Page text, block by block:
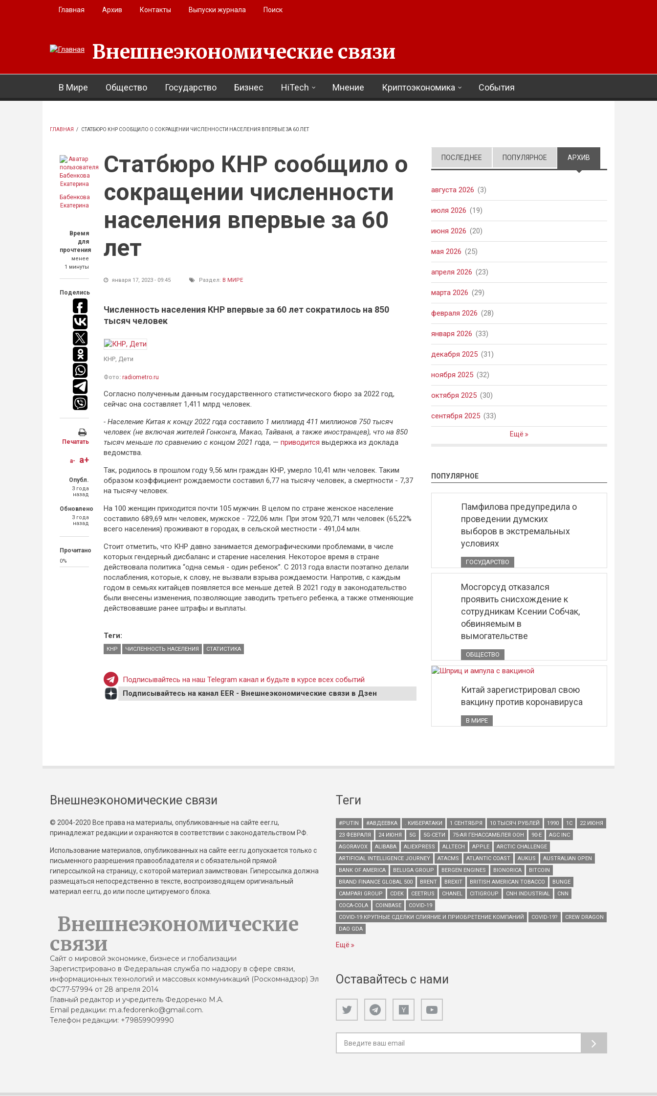
Перейти к основному содержанию
Главная Архив Контакты Выпуски журнала Поиск
Внешнеэкономические связи
В Мире Общество Государство Бизнес HiTech Мнение Криптоэкономика События
ГЛАВНАЯ / СТАТБЮРО КНР СООБЩИЛО О СОКРАЩЕНИИ ЧИСЛЕННОСТИ НАСЕЛЕНИЯ ВПЕРВЫЕ ЗА 60 ЛЕТ
Бабенкова
Екатерина
Время
для
прочтения
менее
1 минуты
Поделись
Печатать
a- a+
Опубл.
3 года
назад
Обновлено
3 года
назад
Прочитано
0%
Статбюро КНР сообщило о
сокращении численности
населения впервые за 60
лет
января 17, 2023 - 09:45 Раздел: В МИРЕ
Численность населения КНР впервые за 60 лет сократилось на 850
тысяч человек
КНР, Дети
Фото: radiometro.ru
Согласно полученным данным государственного статистического бюро за 2022 год,
сейчас она составляет 1,411 млрд человек.
- Население Китая к концу 2022 года составило 1 миллиард 411 миллионов 750 тысяч
человек (не включая жителей Гонконга, Макао, Тайваня, а также иностранцев), что на 850
тысяч меньше по сравнению с концом 2021 года, — приводится выдержка из доклада
ведомства.
Так, родилось в прошлом году 9,56 млн граждан КНР, умерло 10,41 млн человек. Таким
образом коэффициент рождаемости составил 6,77 на тысячу человек, а смертности - 7,37
на тысячу человек.
На 100 женщин приходится почти 105 мужчин. В целом по стране женское население
составило 689,69 млн человек, мужское - 722,06 млн. При этом 920,71 млн человек (65,22%
всего населения) проживают в городах, в сельской местности - 491,04 млн.
Стоит отметить, что КНР давно занимается демографическими проблемами, в числе
которых гендерный дисбаланс и старение населения. Некоторое время в стране
действовала политика “одна семья - один ребенок”. С 2013 года власти поэтапно делали
послабления, которые, к слову, не вызвали взрыва рождаемости. Напротив, с каждым
годом в семьях китайцев появляется все меньше детей. В 2021 году в законодательство
были внесены изменения, позволяющие заводить третьего ребенка, а также отменяющие
действовавшие ранее штрафы и выплаты.
Теги:
КНР ЧИСЛЕННОСТЬ НАСЕЛЕНИЯ СТАТИСТИКА
Подписывайтесь на наш Telegram канал и будьте в курсе всех событий
Подписывайтесь на канал EER - Внешнеэкономические связи в Дзен
ПОСЛЕДНЕЕ ПОПУЛЯРНОЕ АРХИВ
августа 2026 (3)
июля 2026 (19)
июня 2026 (20)
мая 2026 (25)
апреля 2026 (23)
марта 2026 (29)
февраля 2026 (28)
января 2026 (33)
декабря 2025 (31)
ноября 2025 (32)
октября 2025 (30)
сентября 2025 (33)
Ещё
ПОПУЛЯРНОЕ
Памфилова предупредила о
проведении думских
выборов в экстремальных
условиях
ГОСУДАРСТВО
Мосгорсуд отказался
проявить снисхождение к
сотрудникам Ксении Собчак,
обвиняемым в
вымогательстве
ОБЩЕСТВО
Китай зарегистрировал свою
вакцину против коронавируса
В МИРЕ
Внешнеэкономические связи
© 2004-2020 Все права на материалы, опубликованные на сайте eer.ru,
принадлежат редакции и охраняются в соответствии с законодательством РФ.
Использование материалов, опубликованных на сайте eer.ru допускается только с
письменного разрешения правообладателя и с обязательной прямой
гиперссылкой на страницу, с которой материал заимствован. Гиперссылка должна
размещаться непосредственно в тексте, воспроизводящем оригинальный
материал eer.ru, до или после цитируемого блока.
Внешнеэкономические
связи
Сайт о мировой экономике, бизнесе и глобализации
Зарегистрировано в Федеральная служба по надзору в сфере связи,
информационных технологий и массовых коммуникаций (Роскомнадзор) Эл
ФС77-57994 от 28 апреля 2014
Главный редактор и учредитель Федоренко М.А.
Email редакции: m.a.fedorenko@gmail.com.
Телефон редакции: +79859909990
Теги
#PUTIN #АВДЕЕВКА . КИБЕРАТАКИ 1 СЕНТЯБРЯ 10 ТЫСЯЧ РУБЛЕЙ 1990 1С
22 ИЮНЯ
23 ФЕВРАЛЯ
24 ИЮНЯ 5G 5G-СЕТИ 75-АЯ ГЕНАССАМБЛЕЯ ООН 90-Е
AGC INC
AGORAVOX
ALIBABA ALIEXPRESS ALLTECH APPLE
ARCTIC CHALLENGE
ARTIFICIAL INTELLIGENCE JOURNEY
ATACMS ATLANTIC COAST AUKUS
AUSTRALIAN OPEN
BANK OF AMERICA
BELUGA GROUP BERGEN ENGINES BIONORICA
BITCOIN
BRAND FINANCE GLOBAL 500
BRENT BREXIT BRITISH AMERICAN TOBACCO
BUNGE
CAMPARI GROUP
CDEK CEETRUS CHANEL CITIGROUP CNH INDUSTRIAL
CNN
COCA-COLA
COINBASE
COVID-19
COVID-19 КРУПНЫЕ СДЕЛКИ СЛИЯНИЕ И ПРИОБРЕТЕНИЕ КОМПАНИЙ
COVID-19?
CREW DRAGON
DAO GDA
Ещё
Оставайтесь с нами